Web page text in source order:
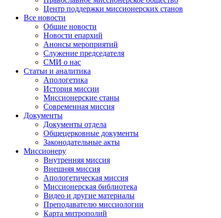
Центр поддержки миссионерских станов
Все новости
Общие новости
Новости епархий
Анонсы мероприятий
Служение председателя
СМИ о нас
Статьи и аналитика
Апологетика
История миссии
Миссионерские станы
Современная миссия
Документы
Документы отдела
Общецерковные документы
Законодательные акты
Миссионеру
Внутренняя миссия
Внешняя миссия
Апологетическая миссия
Миссионерская библиотека
Видео и другие материалы
Преподавателю миссиологии
Карта митрополий